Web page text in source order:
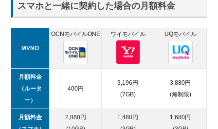
スマホと一緒に契約した場合の月額料金
MVNO
OCNモバイルONE ワイモバイル UQモバイル
月額料金
（ルータ
ー）
400円
3,196円
(7GB)
3,880円
(無制限)
月額料金
2,880円
1,480円
1,680円